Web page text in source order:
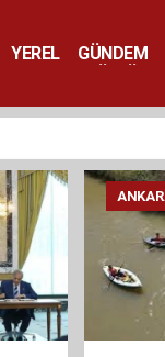
YEREL GÜNDEM